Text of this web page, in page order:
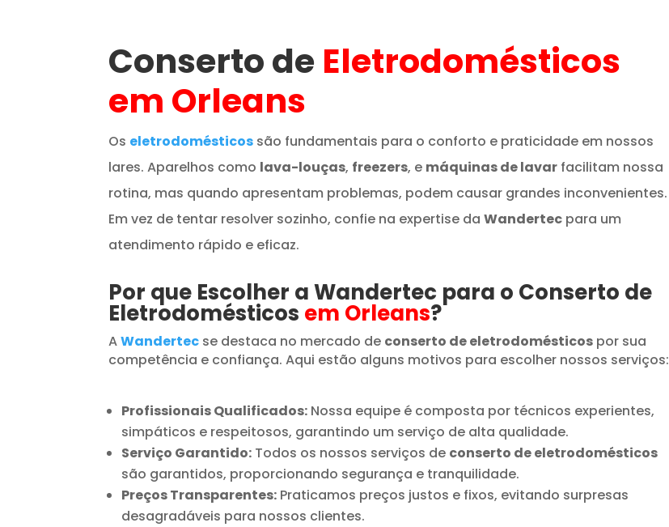
Conserto de Eletrodomésticos
em Orleans
Os eletrodomésticos são fundamentais para o conforto e praticidade em nossos
lares. Aparelhos como lava-louças, freezers, e máquinas de lavar facilitam nossa
rotina, mas quando apresentam problemas, podem causar grandes inconvenientes.
Em vez de tentar resolver sozinho, confie na expertise daWandertec para um
atendimento rápido e eficaz.
Por que Escolher a Wandertec para o Conserto de
Eletrodomésticos em Orleans?
AWandertec se destaca no mercado de conserto de eletrodomésticos por sua
competência e confiança. Aqui estão alguns motivos para escolher nossos serviços:
Profissionais Qualificados: Nossa equipe é composta por técnicos experientes,
simpáticos e respeitosos, garantindo um serviço de alta qualidade.
Serviço Garantido: Todos os nossos serviços de conserto de eletrodomésticos
são garantidos, proporcionando segurança e tranquilidade.
Preços Transparentes: Praticamos preços justos e fixos, evitando surpresas
desagradáveis para nossos clientes.